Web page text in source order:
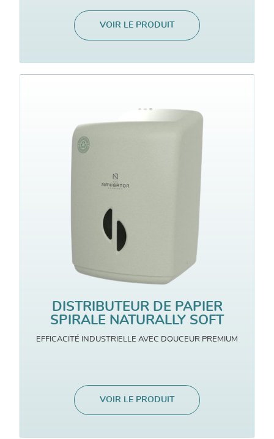
VOIR LE PRODUIT
DISTRIBUTEUR DE PAPIER
SPIRALE NATURALLY SOFT
EFFICACITÉ INDUSTRIELLE AVEC DOUCEUR PREMIUM
VOIR LE PRODUIT